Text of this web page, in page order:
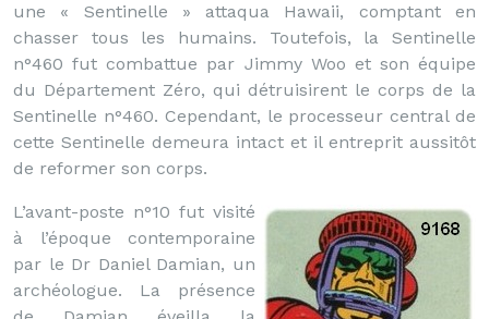
une « Sentinelle » attaqua Hawaii, comptant en
chasser tous les humains. Toutefois, la Sentinelle
n°460 fut combattue par Jimmy Woo et son équipe
du Département Zéro, qui détruisirent le corps de la
Sentinelle n°460. Cependant, le processeur central de
cette Sentinelle demeura intact et il entreprit aussitôt
de reformer son corps.
L’avant-poste n°10 fut visité
à l’époque contemporaine
par le Dr Daniel Damian, un
archéologue. La présence